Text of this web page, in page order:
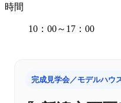
時間
10：00～17：00
完成見学会／モデルハウ